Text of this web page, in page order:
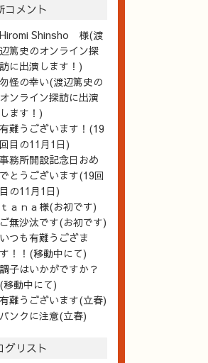
コメント
Hiromi Shinsho 様(渡
辺篤史のオンライン探
訪に出演します！)
勿怪の幸い(渡辺篤史の
オンライン探訪に出演
します！)
有難うございます！(19
回目の11月1日)
事務所開設記念日おめ
でとうございます(19回
目の11月1日)
ｔａｎａ様(お初です)
ご無沙汰です(お初です)
いつも有難うござま
す！！(移動中にて)
調子はいかがですか？
(移動中にて)
有難うございます(立春)
パンクに注意(立春)
グリスト